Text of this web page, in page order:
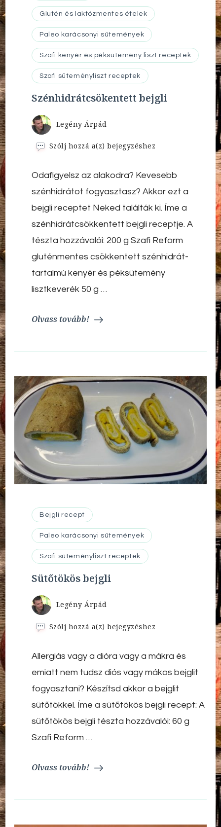
Glutén és laktózmentes ételek
Paleo karácsonyi sütemények
Szafi kenyér és péksütemény liszt receptek
Szafi süteményliszt receptek
Szénhidrátcsökentett bejgli
Legény Árpád
Szólj hozzá a(z)Szénhidrátcsökentett
bejegyzéshez
Odafigyelsz az alakodra? Kevesebb
szénhidrátot fogyasztasz? Akkor ezt a
bejgli receptet Neked találták ki. Íme a
szénhidrátcsökkentett bejgli receptje. A
tészta hozzávalói: 200 g Szafi Reform
gluténmentes csökkentett szénhidrát-
tartalmú kenyér és péksütemény
lisztkeverék 50 g …
Olvass tovább!
Bejgli recept
Paleo karácsonyi sütemények
Szafi süteményliszt receptek
Sütőtökös bejgli
Legény Árpád
Szólj hozzá a(z)Sütőtökös
bejegyzéshez
Allergiás vagy a dióra vagy a mákra és
emiatt nem tudsz diós vagy mákos bejglit
fogyasztani? Készítsd akkor a bejglit
sütőtökkel. Íme a sütőtökös bejgli recept: A
sütőtökös bejgli tészta hozzávalói: 60 g
Szafi Reform …
Olvass tovább!